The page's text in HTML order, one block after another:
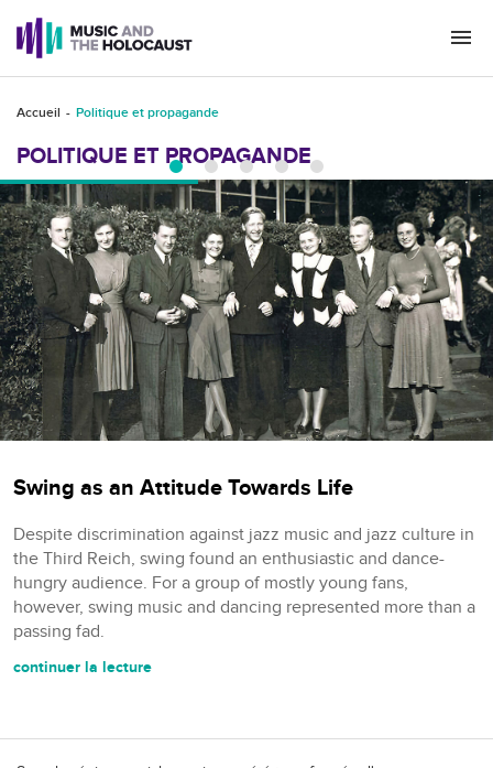
Accueil Politique et propagande
POLITIQUE ET PROPAGANDE
Swing as an Attitude Towards Life
Despite discrimination against jazz music and jazz culture in
the Third Reich, swing found an enthusiastic and dance-
hungry audience. For a group of mostly young fans,
however, swing music and dancing represented more than a
passing fad.
continuer la lecture